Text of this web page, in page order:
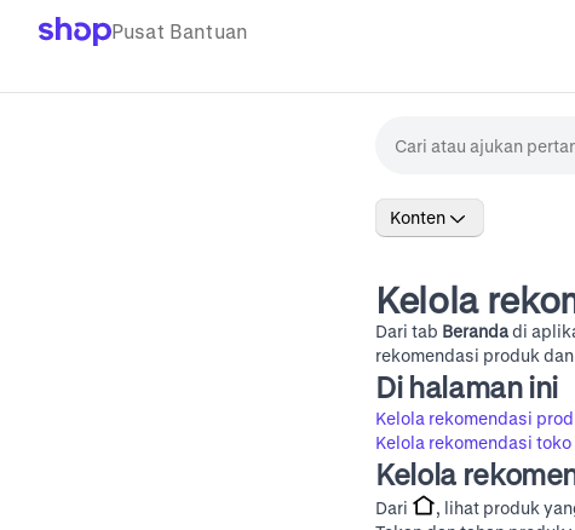
Pusat Bantuan
Konten
Kelola
Dari tab Berandadi
rekomendasi produk
Di halaman ini
Kelola rekomendasi
Kelola rekomendasi toko
Kelola
Dari
, lihat produk